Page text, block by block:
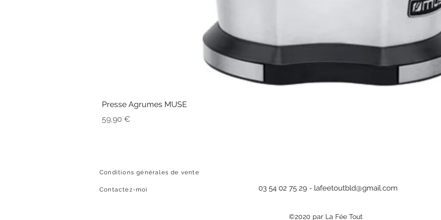
Presse Agrumes MUSE
Prix
59,90 €
Conditions générales de vente
Contactez-moi 03 54 02 75 29 - lafeetoutbld@gmail.com
©2020 par La Fée Tout